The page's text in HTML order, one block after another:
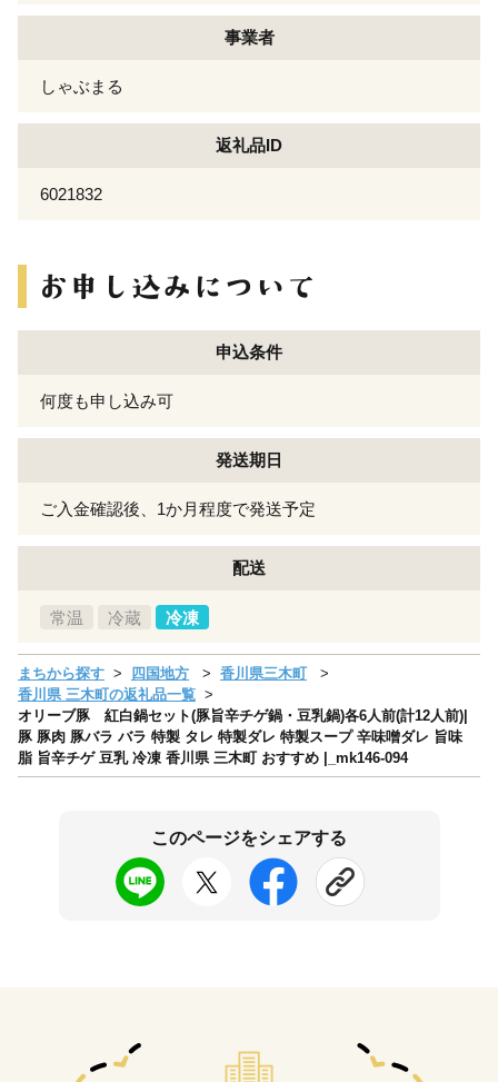
事業者
しゃぶまる
返礼品ID
6021832
申込条件
何度も申し込み可
発送期日
ご入金確認後、1か月程度で発送予定
配送
常温 冷蔵 冷凍
まちから探す 四国地方
香川県三木町
香川県 三木町の返礼品一覧
オリーブ豚 紅白鍋セット(豚旨辛チゲ鍋・豆乳鍋)各6人前(計12人前)|
豚 豚肉 豚バラ バラ 特製 タレ 特製ダレ 特製スープ 辛味噌ダレ 旨味
脂 旨辛チゲ 豆乳 冷凍 香川県 三木町 おすすめ |_mk146-094
このページをシェアする